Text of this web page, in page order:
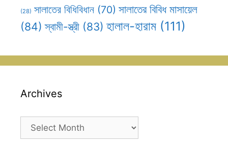
(28) সালাতের বিধিবিধান (70) সালাতের বিবিধ মাসায়েল
(84) স্বামী-স্ত্রী (83) হালাল-হারাম (111)
Archives
Archives